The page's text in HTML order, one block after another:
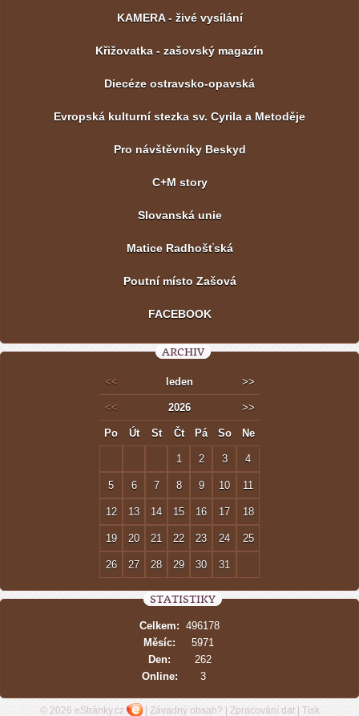
KAMERA - živé vysílání
Křižovatka - zašovský magazín
Diecéze ostravsko-opavská
Evropská kulturní stezka sv. Cyrila a Metoděje
Pro návštěvníky Beskyd
C+M story
Slovanská unie
Matice Radhošťská
Poutní místo Zašová
FACEBOOK
ARCHIV
<< leden >>
<< 2026 >>
Po Út St Čt Pá So Ne
1 2 3 4
5 6 7 8 9 10 11
12 13 14 15 16 17 18
19 20 21 22 23 24 25
26 27 28 29 30 31
STATISTIKY
Online: 3
Celkem: 496178
Měsíc:
5971
Den:
262
© 2026 eStránky.cz Závadný obsah? Zpracování dat| Tisk